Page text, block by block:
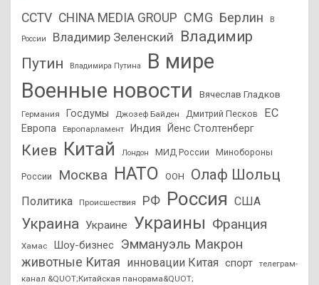
CCTV CHINA MEDIA GROUP CMG Берлин В
России Владимир Зеленский Владимир
Путин
Владимира Путина
В мире
Военные новости
Вячеслав Гладков
Германия Госдумы Джозеф Байден Дмитрий Песков ЕС
Европа Европарламент Индия Йенс Столтенберг
Киев Китай Лондон МИД России Минобороны
России Москва НАТО ООН Олаф Шольц
Политика Происшествия РФ Россия США
Украина Украине Украины Франция
Хамас Шоу-бизнес Эммануэль Макрон
животные Китая инновации Китая спорт
телеграм-
канал &QUOT;Китайская панорама&QUOT;